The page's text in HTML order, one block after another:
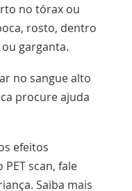
no tórax ou
rosto, dentro
garganta.
no sangue alto
procure ajuda
efeitos
scan, fale
Saiba mais